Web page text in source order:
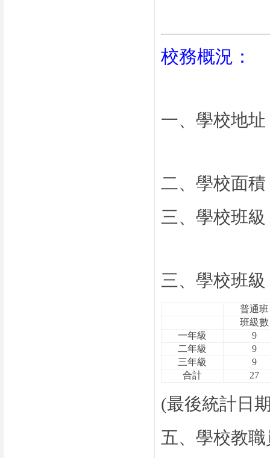
校務概況：
一、學校地
二、學校面
三、學校班級
三、學校班
普通班
班級數
一年級
9
二年級
9
三年級
9
合計
27
(最後統計日
五、學校教